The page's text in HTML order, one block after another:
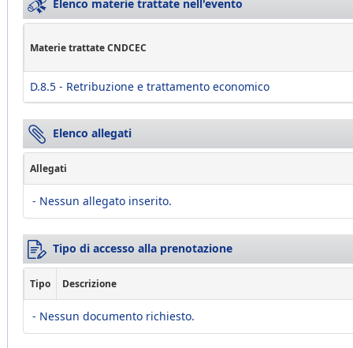
Elenco materie trattate nell'evento
Materie trattate CNDCEC
D.8.5 - Retribuzione e trattamento economico
Elenco allegati
Allegati
- Nessun allegato inserito.
Tipo di accesso alla prenotazione
Tipo Descrizione
- Nessun documento richiesto.